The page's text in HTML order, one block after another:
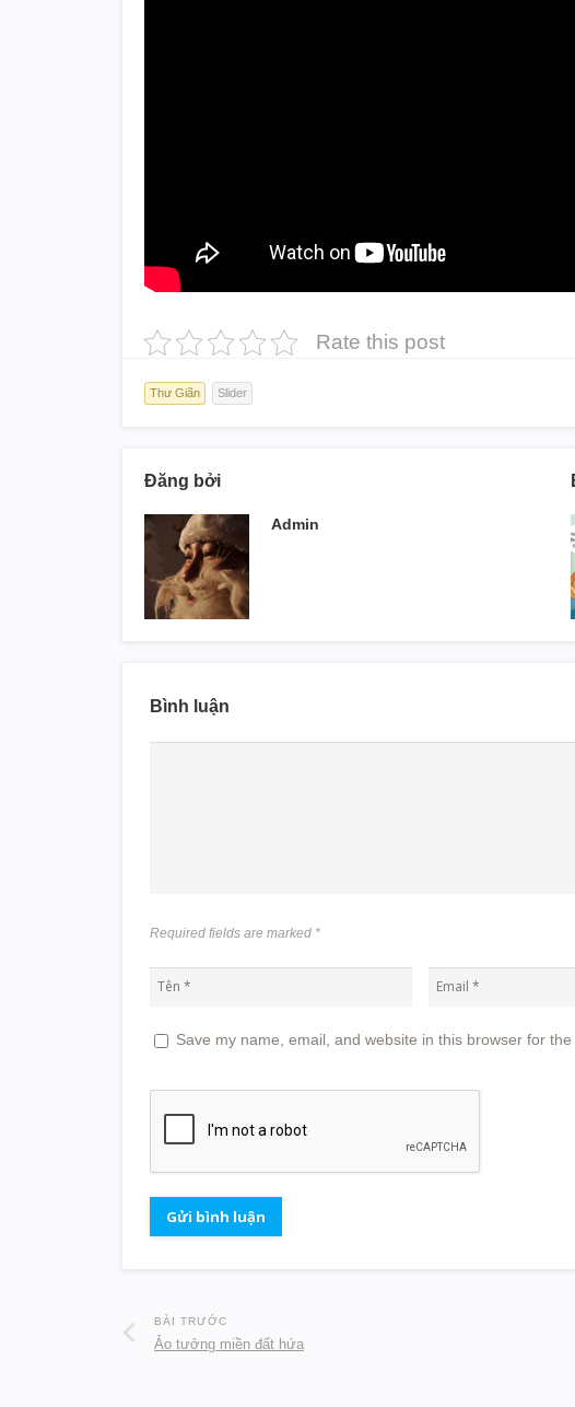
Rate this post
Thư Giãn Slider
Đăng bởi
Admin
Bình luận
Required fields are marked *
Save my name, email, and website in this browser for
BÀI TRƯỚC
Ảo tưởng miền đất hứa